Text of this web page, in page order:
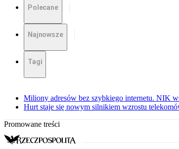
Polecane
Najnowsze
Tagi
Miliony adresów bez szybkiego internetu. NIK
Hurt staje się nowym silnikiem wzrostu
Promowane treści